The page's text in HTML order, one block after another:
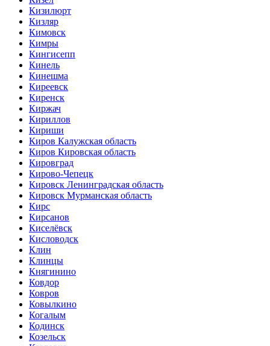
Кизилюрт
Кизляр
Кимовск
Кимры
Кингисепп
Кинель
Кинешма
Киреевск
Киренск
Киржач
Кириллов
Кириши
Киров Калужская область
Киров Кировская область
Кировград
Кирово-Чепецк
Кировск Ленинградская область
Кировск Мурманская область
Кирс
Кирсанов
Киселёвск
Кисловодск
Клин
Клинцы
Княгинино
Ковдор
Ковров
Ковылкино
Когалым
Кодинск
Козельск